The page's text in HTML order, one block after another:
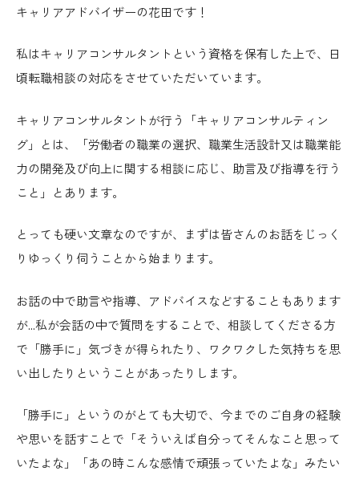
キャリアアドバイザーの花田です！
私はキャリアコンサルタントという資格を保有した上で、日
頃転職相談の対応をさせていただいています。
キャリアコンサルタントが行う「キャリアコンサルティン
グ」とは、「労働者の職業の選択、職業生活設計又は職業能
力の開発及び向上に関する相談に応じ、助言及び指導を行う
こと 」とあります。
とっても硬い文章なのですが、まずは皆さんのお話をじっく
りゆっくり伺うことから始まります。
お話の中で助言や指導、アドバイスなどすることもあります
が…私が会話の中で質問をすることで、相談してくださる方
で「勝手に」気づきが得られたり、ワクワクした気持ちを思
い出したりということがあったりします。
「勝手に」というのがとても大切で、今までのご自身の経験
や思いを話すことで「そういえば自分ってそんなこと思って
いたよな」「あの時こんな感情で頑張っていたよな」みたい